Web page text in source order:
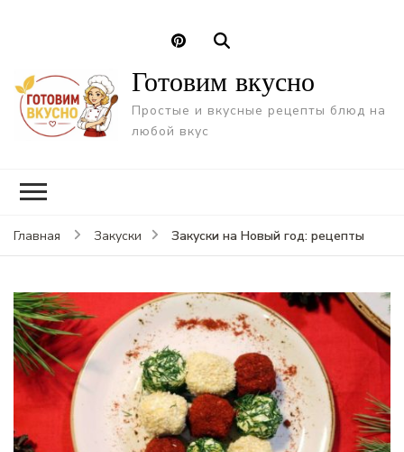
Готовим вкусно
Простые и вкусные рецепты блюд на
любой вкус
Главная Закуски Закуски на Новый год: рецепты